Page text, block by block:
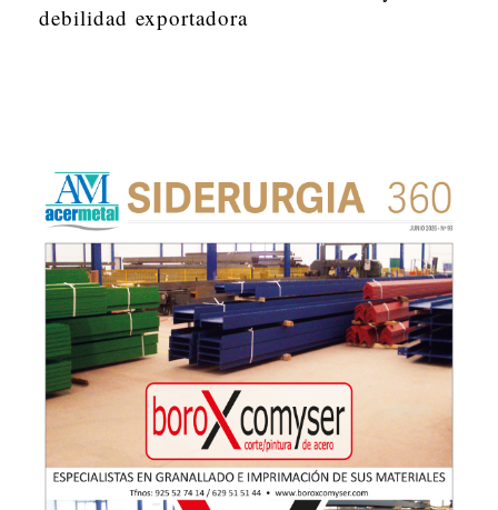
debilidad exportadora